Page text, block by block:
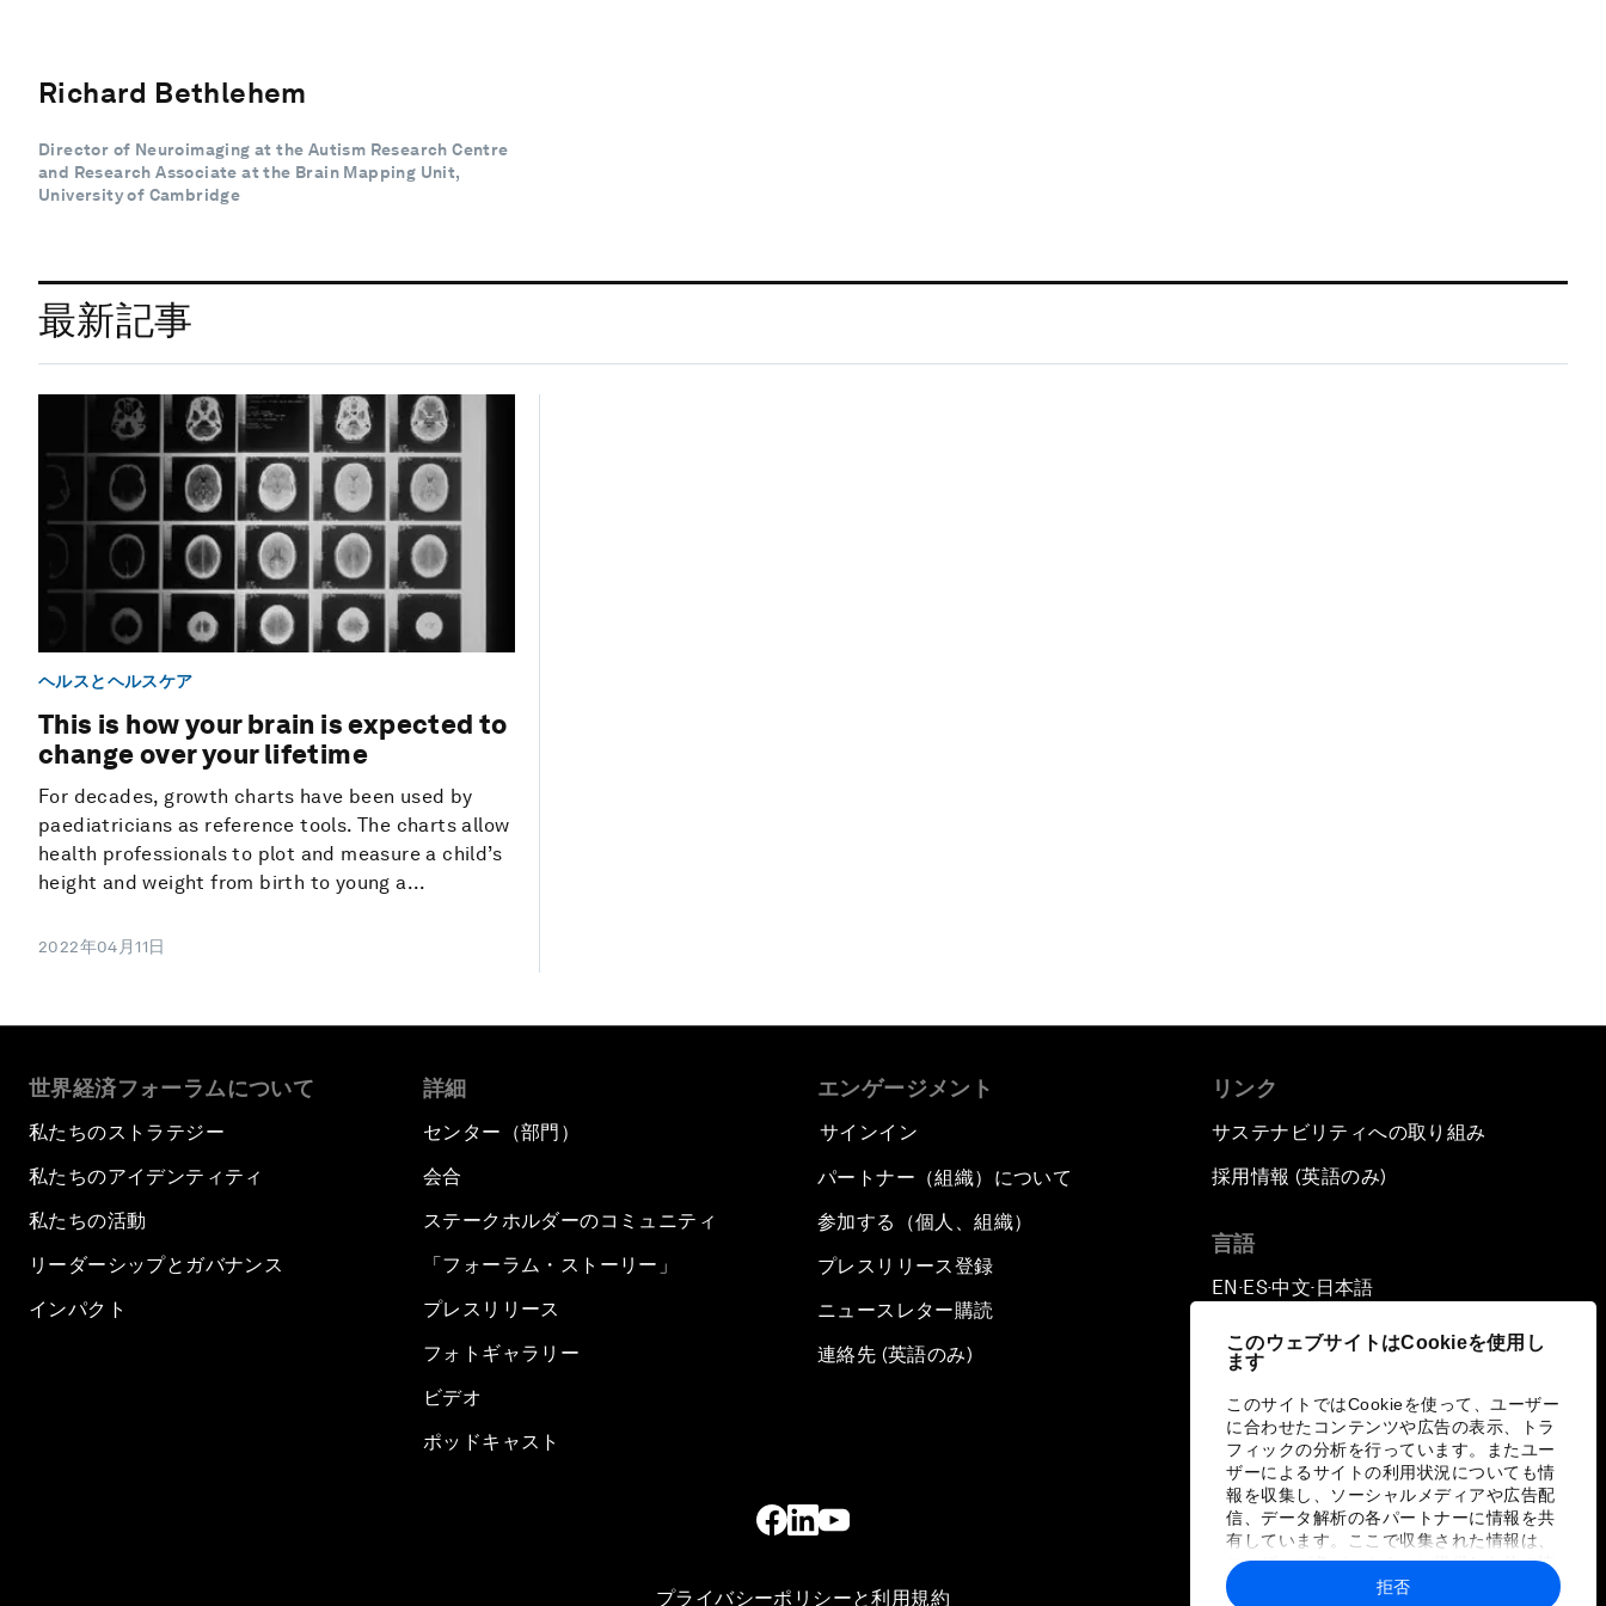
このウェブサイトはCookieを使用し
ます
このサイトではCookieを使って、ユーザー
に合わせたコンテンツや広告の表示、トラ
フィックの分析を行っています。またユー
ザーによるサイトの利用状況についても情
報を収集し、ソーシャルメディアや広告配
信、データ解析の各パートナーに情報を共
有しています。ここで収集された情報は、
ユーザーが各パートナーに提供した他の情
報や各パートナーのサービスを使用した際
拒否
Richard Bethlehem
Director of Neuroimaging at the Autism Research Centre
and Research Associate at the Brain Mapping Unit,
University of Cambridge
最新記事
ヘルスとヘルスケア
This is how your brain is expected to
change over your lifetime
For decades, growth charts have been used by
paediatricians as reference tools. The charts allow
health professionals to plot and measure a child’s
height and weight from birth to young a...
2022年04月11日
世界経済フォーラムについて
私たちのストラテジー
私たちのアイデンティティ
私たちの活動
リーダーシップとガバナンス
インパクト
詳細
センター（部門）
会合
ステークホルダーのコミュニティ
「フォーラム・ストーリー」
プレスリリース
フォトギャラリー
ビデオ
ポッドキャスト
エンゲージメント
サインイン
パートナー（組織）について
参加する（個人、組織）
プレスリリース登録
ニュースレター購読
連絡先 (英語のみ)
リンク
サステナビリティへの取り組み
採用情報 (英語のみ)
言語
EN ▪ ES▪中文▪ 日本語
プライバシーポリシーと利用規約